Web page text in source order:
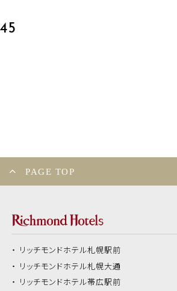
PAGE TOP
リッチモンドホテル札幌駅前
リッチモンドホテル札幌大通
リッチモンドホテル帯広駅前